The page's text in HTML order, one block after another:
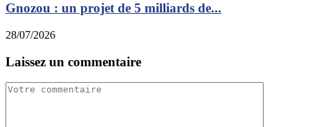
Gnozou : un projet de 5 milliards de...
28/07/2026
Laissez un commentaire